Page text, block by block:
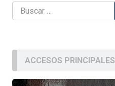
Buscar:
ACCESOS PRINCIPALES